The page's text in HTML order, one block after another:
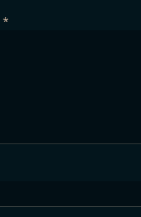
*